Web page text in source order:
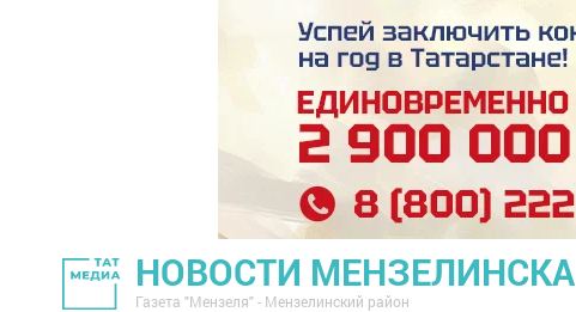
НОВОСТИ МЕНЗЕЛИНСКА
Газета "Мензеля" - Мензелинский район